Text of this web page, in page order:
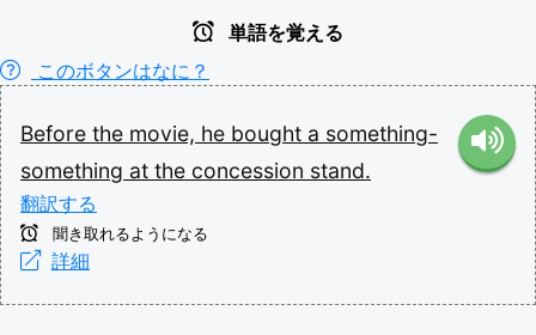
単語を覚える
このボタンはなに？
Before the movie, he bought a something-
something at the concession stand.
翻訳する
聞き取れるようになる
詳細